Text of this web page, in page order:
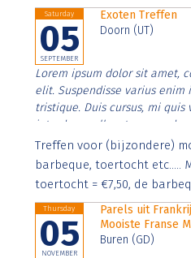
Saturday
05
SEPTEMBER
Exoten Treffen
Doorn (UT)
Lorem ipsum dolor sit amet,
elit. Suspendisse varius enim
tristique. Duis cursus, mi
interdum nulla, ut commodo
Aenean faucibus nibh et justo
imperdiet. Nunc ut sem vitae
Treffen voor (bijzondere)
barbeque, toertocht etc.....
toertocht = €7,50, de
Thursday
05
NOVEMBER
Parels uit
Mooiste Franse
Buren (GD)